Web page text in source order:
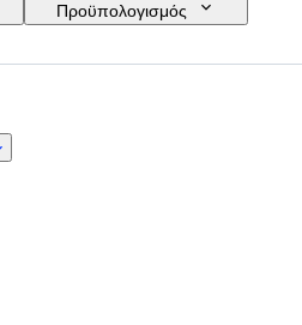
Προϋπολογισμός
αξεσουάρ